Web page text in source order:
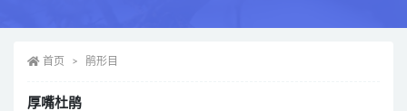
首页 鹃形目
厚嘴杜鹃